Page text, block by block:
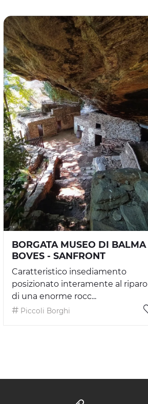
BORGATA MUSEO DI BALMA
BOVES - SANFRONT
Caratteristico insediamento
posizionato interamente al riparo
di una enorme rocc...
Piccoli Borghi